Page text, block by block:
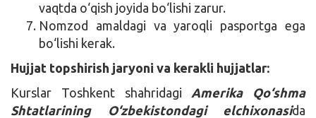
vaqtda o‘qish joyida bo‘lishi zarur.
Nomzod amaldagi va yaroqli pasportga ega
bo‘lishi kerak.
Hujjat topshirish jaryoni va kerakli hujjatlar:
Kurslar Toshkent shahridagi Amerika Qo‘shma
Shtatlarining O‘zbekistondagi elchixonasida